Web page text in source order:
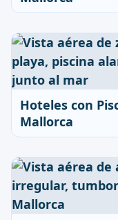
Hoteles con
Mallorca